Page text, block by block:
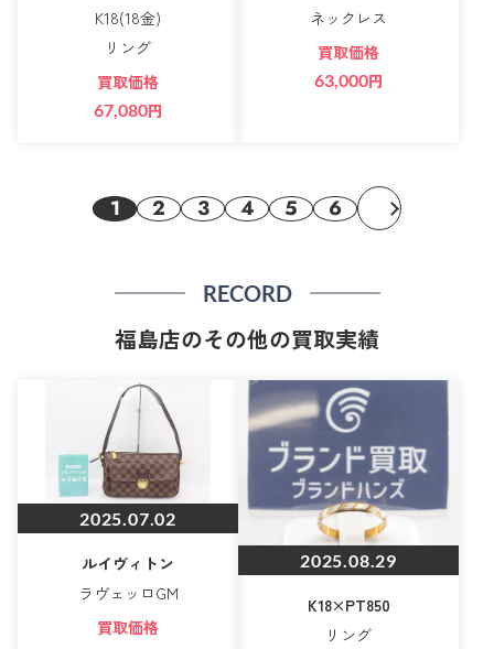
K18(18金)
リング
買取価格
67,080円
ネックレス
買取価格
63,000円
1 2 3 4 5 6
RECORD
福島店のその他の買取実績
2025.07.02
ルイヴィトン
ラヴェッロGM
買取価格
2025.08.29
K18×PT850
リング